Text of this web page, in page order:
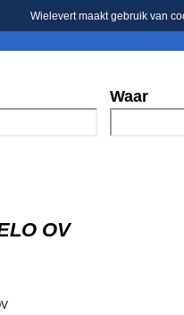
Wielevert maakt gebruik van
Waar
OV